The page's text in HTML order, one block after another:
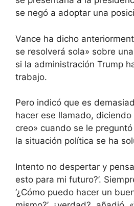
se negó a adoptar una
Vance ha dicho
se resolverá sola» sobre
si la administración Trump
trabajo.
Pero indicó que es
hacer ese llamado, diciendo
creo» cuando se le
la situación política se ha
Intento no despertar y
esto para mi futuro?’.
‘¿Cómo puedo hacer un